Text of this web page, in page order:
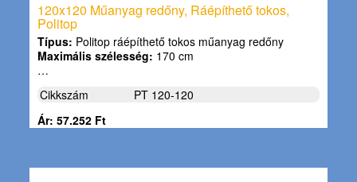
120x120 Műanyag redőny, Ráépíthető tokos,
Politop
Típus: Politop ráépíthető tokos műanyag redőny
Maximális szélesség: 170 cm
…
Cikkszám
PT 120-120
Ár: 57.252 Ft